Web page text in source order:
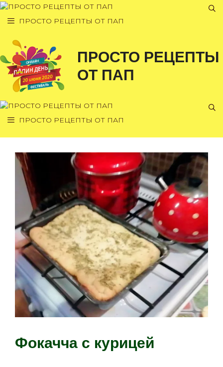
Перейти
ПРОСТО РЕЦЕПТЫ ОТ ПАП
ПРОСТО РЕЦЕПТЫ
ОТ ПАП
ПРОСТО РЕЦЕПТЫ ОТ ПАП
Фокачча с курицей